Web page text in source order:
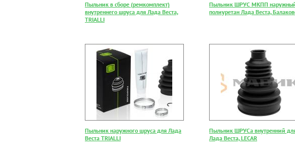
Пыльник в сборе (ремкомплект)
внутреннего шруса для Лада Веста,
TRIALLI
Пыльник ШРУС МКПП
полиуретан Лада Веста,
Пыльник наружного шруса для Лада
Веста TRIALLI
Пыльник ШРУСа внутренний
Лада Веста, LECAR